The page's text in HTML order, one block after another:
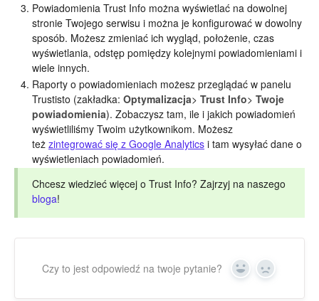
Powiadomienia Trust Info można wyświetlać na dowolnej
stronie Twojego serwisu i można je konfigurować w dowolny
sposób. Możesz zmieniać ich wygląd, położenie, czas
wyświetlania, odstęp pomiędzy kolejnymi powiadomieniami i
wiele innych.
Raporty o powiadomieniach możesz przeglądać w panelu
Trustisto (zakładka: Optymalizacja> Trust Info> Twoje
powiadomienia). Zobaczysz tam, ile i jakich powiadomień
wyświetliliśmy Twoim użytkownikom. Możesz
też zintegrować się z Google Analytics i tam wysyłać dane o
wyświetleniach powiadomień.
Chcesz wiedzieć więcej o Trust Info? Zajrzyj na naszego
bloga!
Czy to jest odpowiedź na twoje pytanie? Yes No